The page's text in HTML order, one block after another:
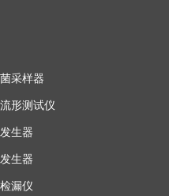
采样器
形测试仪
生器
生器
漏仪